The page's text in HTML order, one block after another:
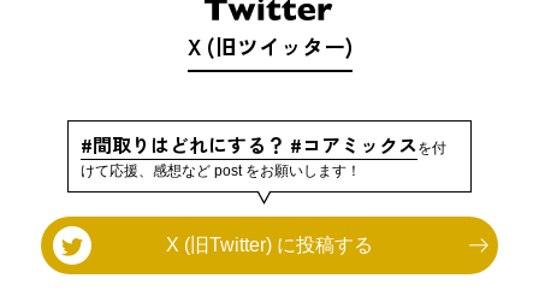
X (旧ツイッター)
#間取りはどれにする？ #コアミックスを付
けて応援、感想など post をお願いします！
X (旧Twitter) に投稿する